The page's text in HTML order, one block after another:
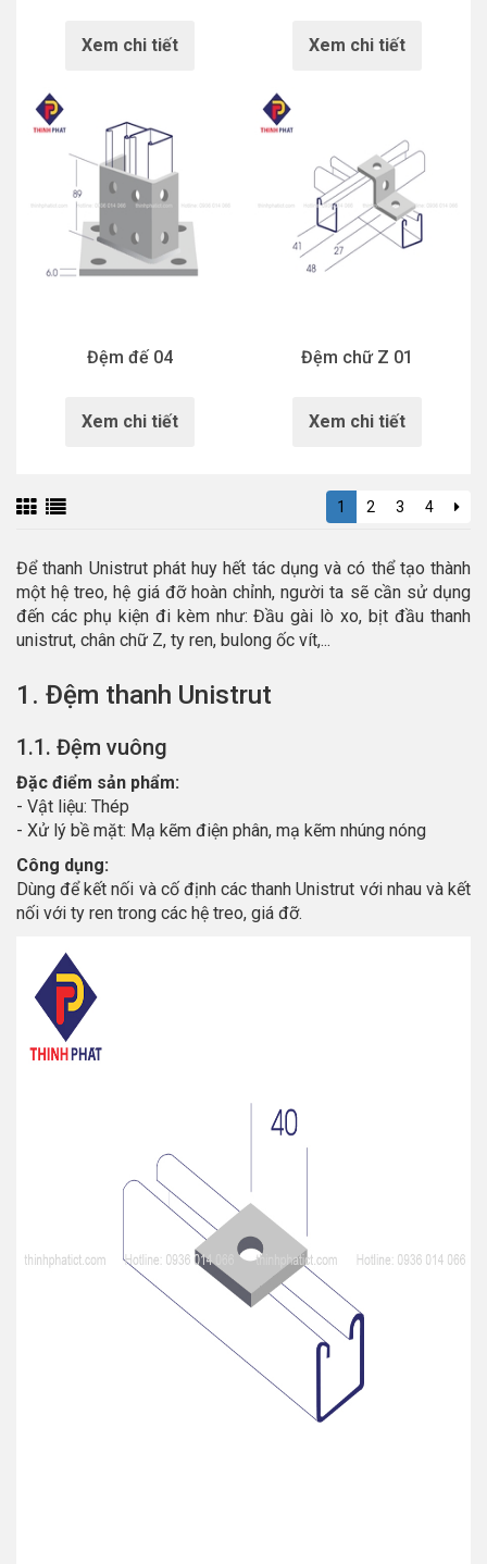
Xem chi tiết Xem chi tiết
Đệm đế 04
Xem chi tiết
Đệm chữ Z 01
Xem chi tiết
1 2 3 4
Để thanh Unistrut phát huy hết tác dụng và có thể tạo thành
một hệ treo, hệ giá đỡ hoàn chỉnh, người ta sẽ cần sử dụng
đến các phụ kiện đi kèm như: Đầu gài lò xo, bịt đầu thanh
unistrut, chân chữ Z, ty ren, bulong ốc vít,...
1. Đệm thanh Unistrut
1.1. Đệm vuông
Đặc điểm sản phẩm:
- Vật liệu: Thép
- Xử lý bề mặt: Mạ kẽm điện phân, mạ kẽm nhúng nóng
Công dụng:
Dùng để kết nối và cố định các thanh Unistrut với nhau và kết
nối với ty ren trong các hệ treo, giá đỡ.